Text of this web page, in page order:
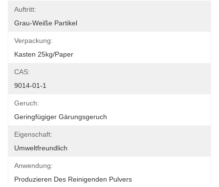
Auftritt:
Grau-Weiße Partikel
Verpackung:
Kasten 25kg/paper
CAS:
9014-01-1
Geruch:
Geringfügiger Gärungsgeruch
Eigenschaft:
Umweltfreundlich
Anwendung:
Produzieren Des Reinigenden Pulvers